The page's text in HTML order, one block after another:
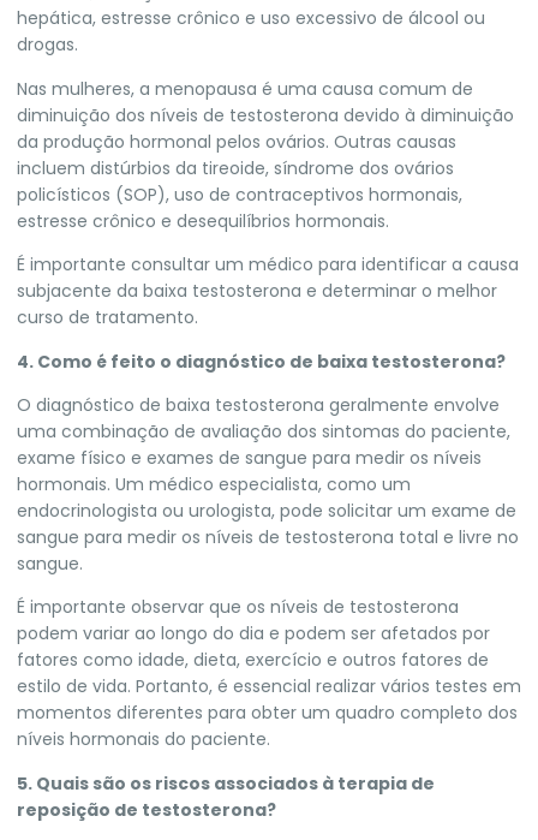
hepática, estresse crônico e uso excessivo de álcool ou
drogas.
Nas mulheres, a menopausa é uma causa comum de
diminuição dos níveis de testosterona devido à diminuição
da produção hormonal pelos ovários. Outras causas
incluem distúrbios da tireoide, síndrome dos ovários
policísticos (SOP), uso de contraceptivos hormonais,
estresse crônico e desequilíbrios hormonais.
É importante consultar um médico para identificar a causa
subjacente da baixa testosterona e determinar o melhor
curso de tratamento.
4. Como é feito o diagnóstico de baixa testosterona?
O diagnóstico de baixa testosterona geralmente envolve
uma combinação de avaliação dos sintomas do paciente,
exame físico e exames de sangue para medir os níveis
hormonais. Um médico especialista, como um
endocrinologista ou urologista, pode solicitar um exame de
sangue para medir os níveis de testosterona total e livre no
sangue.
É importante observar que os níveis de testosterona
podem variar ao longo do dia e podem ser afetados por
fatores como idade, dieta, exercício e outros fatores de
estilo de vida. Portanto, é essencial realizar vários testes em
momentos diferentes para obter um quadro completo dos
níveis hormonais do paciente.
5. Quais são os riscos associados à terapia de
reposição de testosterona?